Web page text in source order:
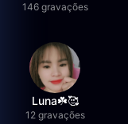
146 gravações
Luna☘️🥰
12 gravações